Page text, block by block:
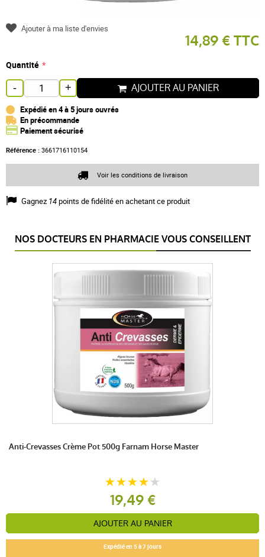
14,89 € TTC
Quantité
- + AJOUTER AU PANIER
Expédié en 4 à 5 jours ouvrés
En précommande
Paiement sécurisé
Référence : 3661716110154
Gagnez 14points de fidélité en achetant ce produit
Ajouter à ma liste d'envies
Voir les conditions de livraison
NOS DOCTEURS EN PHARMACIE VOUS CONSEILLENT
Anti-Crevasses Crème Pot 500g Farnam Horse Master
19,49 €
AJOUTER AU PANIER
Expédié en 5 à 7 jours